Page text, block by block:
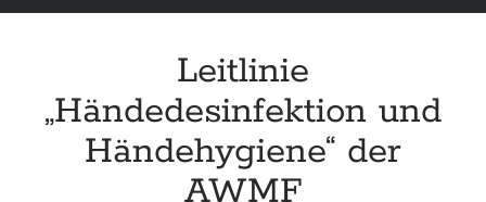
Leitlinie
„Händedesinfektion und
Händehygiene“ der
AWMF